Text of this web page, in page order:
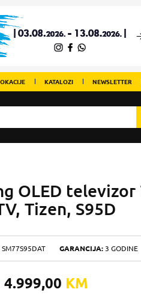
KATALOZI NEWSLETTER
OLED televizor
Tizen, S95D
SM77S95DAT GARANCIJA: 3 GODINE
4.999,00 KM